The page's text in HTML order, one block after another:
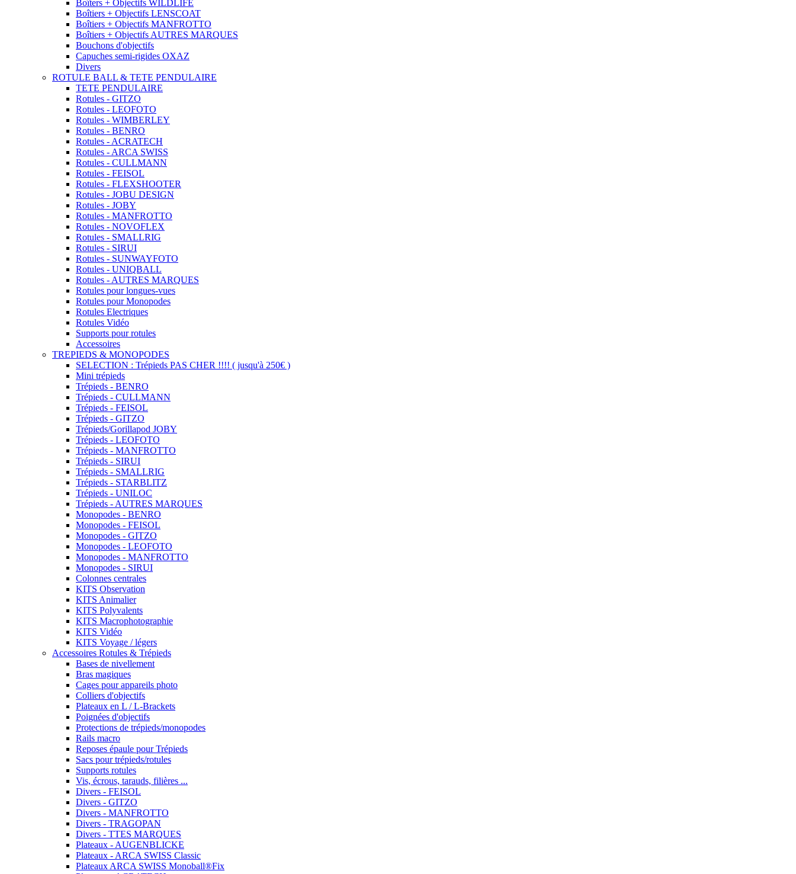
Boîters + Objectifs WILDLIFE
Boîtiers + Objectifs LENSCOAT
Boîtiers + Objectifs MANFROTTO
Boîtiers + Objectifs AUTRES MARQUES
Bouchons d'objectifs
Capuches semi-rigides OXAZ
Divers
ROTULE BALL & TETE PENDULAIRE
TETE PENDULAIRE
Rotules - GITZO
Rotules - LEOFOTO
Rotules - WIMBERLEY
Rotules - BENRO
Rotules - ACRATECH
Rotules - ARCA SWISS
Rotules - CULLMANN
Rotules - FEISOL
Rotules - FLEXSHOOTER
Rotules - JOBU DESIGN
Rotules - JOBY
Rotules - MANFROTTO
Rotules - NOVOFLEX
Rotules - SMALLRIG
Rotules - SIRUI
Rotules - SUNWAYFOTO
Rotules - UNIQBALL
Rotules - AUTRES MARQUES
Rotules pour longues-vues
Rotules pour Monopodes
Rotules Electriques
Rotules Vidéo
Supports pour rotules
Accessoires
TREPIEDS & MONOPODES
SELECTION : Trépieds PAS CHER !!!! ( jusqu'à 250€ )
Mini trépieds
Trépieds - BENRO
Trépieds - CULLMANN
Trépieds - FEISOL
Trépieds - GITZO
Trépieds/Gorillapod JOBY
Trépieds - LEOFOTO
Trépieds - MANFROTTO
Trépieds - SIRUI
Trépieds - SMALLRIG
Trépieds - STARBLITZ
Trépieds - UNILOC
Trépieds - AUTRES MARQUES
Monopodes - BENRO
Monopodes - FEISOL
Monopodes - GITZO
Monopodes - LEOFOTO
Monopodes - MANFROTTO
Monopodes - SIRUI
Colonnes centrales
KITS Observation
KITS Animalier
KITS Polyvalents
KITS Macrophotographie
KITS Vidéo
KITS Voyage / légers
Accessoires Rotules & Trépieds
Bases de nivellement
Bras magiques
Cages pour appareils photo
Colliers d'objectifs
Plateaux en L / L-Brackets
Poignées d'objectifs
Protections de trépieds/monopodes
Rails macro
Reposes épaule pour Trépieds
Sacs pour trépieds/rotules
Supports rotules
Vis, écrous, tarauds, filières ...
Divers - FEISOL
Divers - GITZO
Divers - MANFROTTO
Divers - TRAGOPAN
Divers - TTES MARQUES
Plateaux - AUGENBLICKE
Plateaux - ARCA SWISS Classic
Plateaux ARCA SWISS Monoball®Fix